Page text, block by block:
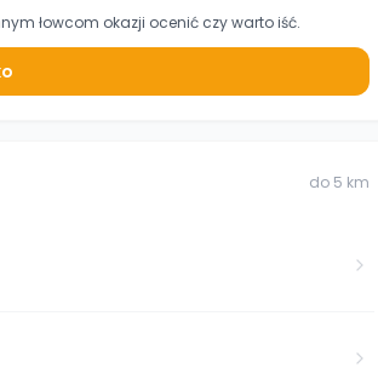
łowcom okazji ocenić czy warto iść.
do 5 km